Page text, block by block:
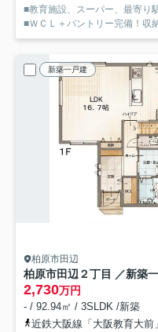
■教育施設、スーパー、最寄り
■ＷＣＬ＋パントリー完備！収
新築一戸建
柏原市田辺
柏原市田辺２丁目 ／新築
2,730万円
- / 92.94㎡ / 3SLDK /新築
近鉄大阪線「大阪教育大前